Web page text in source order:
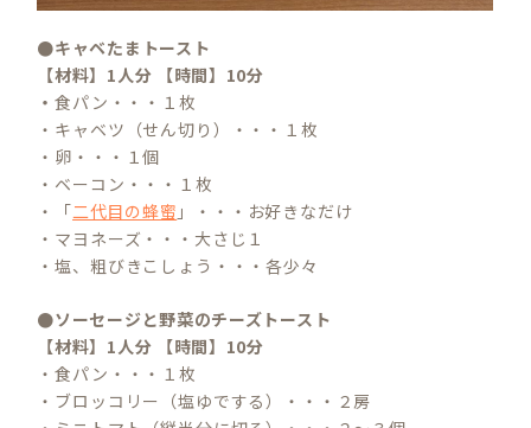
●キャベたまトースト
【材料】1人分 【時間】10分
・食パン・・・１枚
・キャベツ（せん切り）・・・１枚
・卵・・・１個
・ベーコン・・・１枚
・「二代目の蜂蜜 」・・・お好きなだけ
・マヨネーズ・・・大さじ１
・塩、粗びきこしょう・・・各少々
●ソーセージと野菜のチーズトースト
【材料】1人分 【時間】10分
・食パン・・・１枚
・ブロッコリー（塩ゆでする）・・・２房